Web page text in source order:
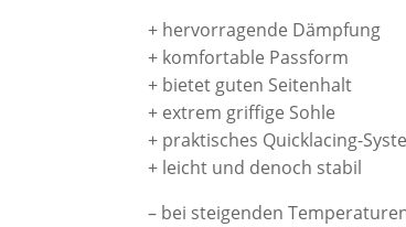
+ hervorragende Dämpfung
+ komfortable Passform
+ bietet guten Seitenhalt
+ extrem griffige Sohle
+ praktisches Quicklacing-
+ leicht und denoch stabil
– bei steigenden